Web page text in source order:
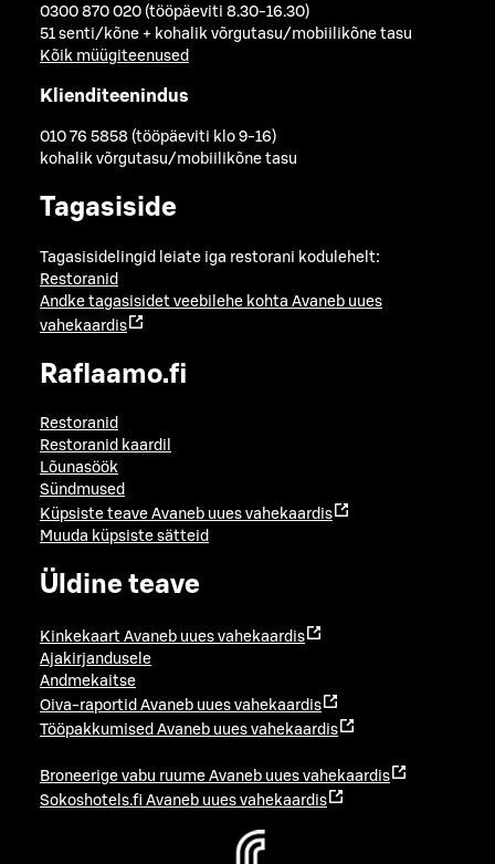
0300 870 020 (tööpäeviti 8.30-16.30)
51 senti/kõne + kohalik võrgutasu/mobiilikõne tasu
Kõik müügiteenused
Klienditeenindus
010 76 5858 (tööpäeviti klo 9-16)
kohalik võrgutasu/mobiilikõne tasu
Tagasiside
Tagasisidelingid leiate iga restorani kodulehelt:
Restoranid
Andke tagasisidet veebilehe kohta Avaneb uues
vahekaardis
Raflaamo.fi
Restoranid
Restoranid kaardil
Lõunasöök
Sündmused
Küpsiste teave Avaneb uues vahekaardis
Muuda küpsiste sätteid
Üldine teave
Kinkekaart Avaneb uues vahekaardis
Ajakirjandusele
Andmekaitse
Oiva-raportid Avaneb uues vahekaardis
Tööpakkumised Avaneb uues vahekaardis
Broneerige vabu ruume Avaneb uues vahekaardis
Sokoshotels.fi Avaneb uues vahekaardis